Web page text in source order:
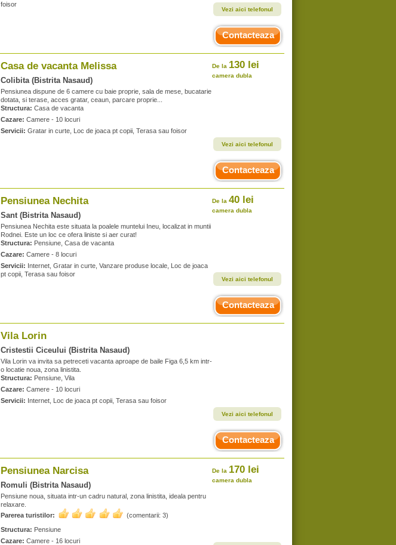
foisor
Vezi aici telefonul
Contacteaza
Casa de vacanta Melissa
Colibita (Bistrita Nasaud)
Pensiunea dispune de 6 camere cu baie proprie, sala de mese, bucatarie
dotata, si terase, acces gratar, ceaun, parcare proprie...
Structura: Casa de vacanta
Cazare: Camere - 10 locuri
Servicii: Gratar in curte, Loc de joaca pt copii, Terasa sau foisor
De la 130 lei
camera dubla
Vezi aici telefonul
Contacteaza
Pensiunea Nechita
Sant (Bistrita Nasaud)
Pensiunea Nechita este situata la poalele muntelui Ineu, localizat in muntii
Rodnei. Este un loc ce ofera liniste si aer curat!
Structura: Pensiune, Casa de vacanta
Cazare: Camere - 8 locuri
Servicii: Internet, Gratar in curte, Vanzare produse locale, Loc de joaca
pt copii, Terasa sau foisor
De la 40 lei
camera dubla
Vezi aici telefonul
Contacteaza
Vila Lorin
Cristestii Ciceului (Bistrita Nasaud)
Vila Lorin va invita sa petreceti vacanta aproape de baile Figa 6,5 km intr-
o locatie noua, zona linistita.
Structura: Pensiune, Vila
Cazare: Camere - 10 locuri
Servicii: Internet, Loc de joaca pt copii, Terasa sau foisor
Vezi aici telefonul
Contacteaza
Pensiunea Narcisa
Romuli (Bistrita Nasaud)
Pensiune noua, situata intr-un cadru natural, zona linistita, ideala pentru
relaxare.
Parerea turistilor:
(comentarii: 3)
Structura: Pensiune
Cazare: Camere - 16 locuri
De la 170 lei
camera dubla